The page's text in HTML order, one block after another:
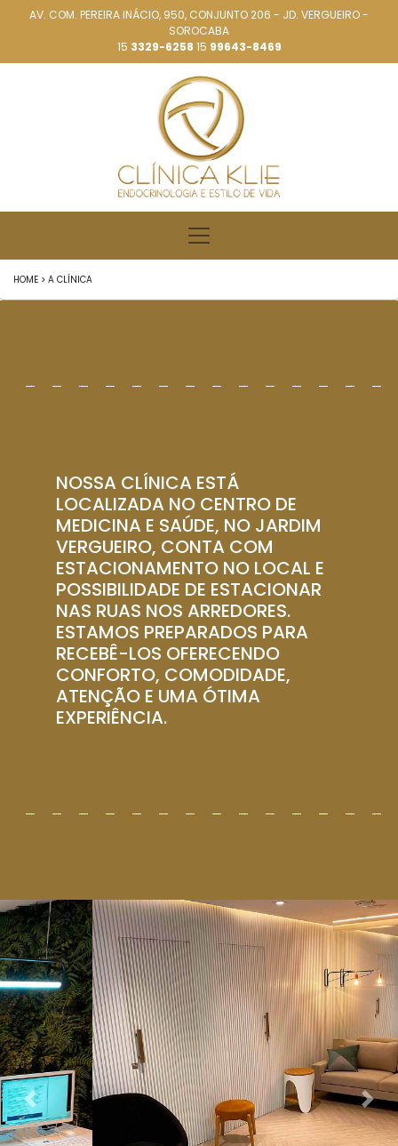
AV. COM. PEREIRA INÁCIO, 950, CONJUNTO 206 - JD. VERGUEIRO -
SOROCABA
15 3329-6258 15 99643-8469
HOME > A CLÍNICA
NOSSA CLÍNICA ESTÁ
LOCALIZADA NO CENTRO DE
MEDICINA E SAÚDE, NO JARDIM
VERGUEIRO, CONTA COM
ESTACIONAMENTO NO LOCAL E
POSSIBILIDADE DE ESTACIONAR
NAS RUAS NOS ARREDORES.
ESTAMOS PREPARADOS PARA
RECEBÊ-LOS OFERECENDO
CONFORTO, COMODIDADE,
ATENÇÃO E UMA ÓTIMA
EXPERIÊNCIA.
Previous Next